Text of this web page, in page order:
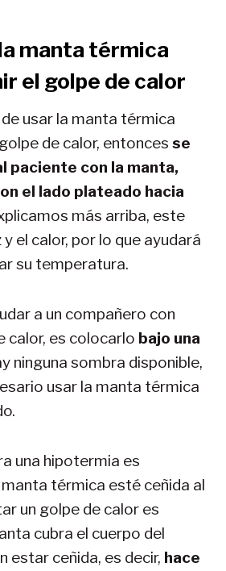
manta térmica
el golpe de calor
usar la manta térmica
de calor, entonces se
paciente con la manta,
el lado plateado hacia
más arriba, este
el calor, por lo que ayudará
su temperatura.
a un compañero con
calor, es colocarlo bajo una
ninguna sombra disponible,
usar la manta térmica
una hipotermia es
térmica esté ceñida al
un golpe de calor es
cubra el cuerpo del
estar ceñida, es decir, hace